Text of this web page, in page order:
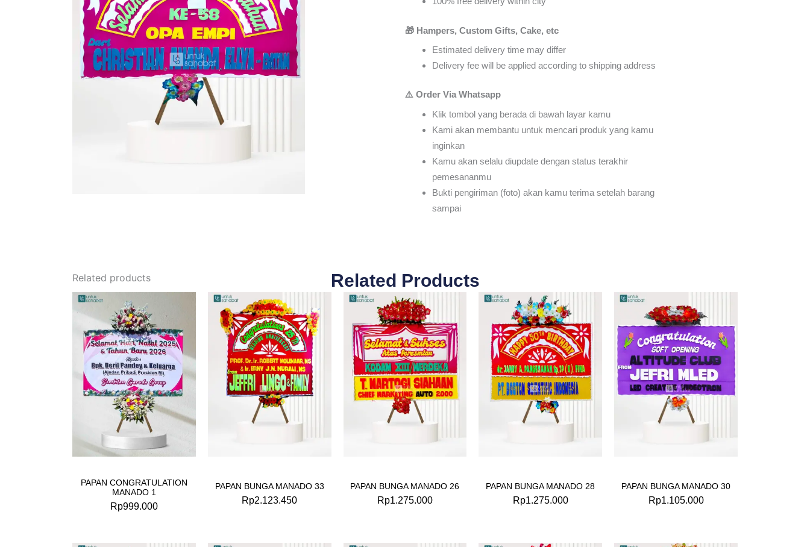
🎁 Hampers, Custom Gifts, Cake, etc
Estimated delivery time may differ
Delivery fee will be applied according to shipping address
⚠️ Order Via Whatsapp
Klik tombol yang berada di bawah layar kamu
Kami akan membantu untuk mencari produk yang kamu
inginkan
Kamu akan selalu diupdate dengan status terakhir
pemesananmu
Bukti pengiriman (foto) akan kamu terima setelah barang
sampai
Related Products
Related products
PAPAN CONGRATULATION
MANADO 1
Rp999.000
PAPAN BUNGA MANADO 33
Rp2.123.450
PAPAN BUNGA MANADO 26
Rp1.275.000
PAPAN BUNGA MANADO 28
Rp1.275.000
PAPAN BUNGA MANADO 30
Rp1.105.000